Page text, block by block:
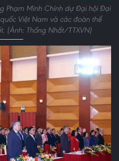
Phạm Minh Chính dự Đại hội Đại
Việt Nam và các đoàn thể
(Ảnh: Thống Nhất/TTXVN)